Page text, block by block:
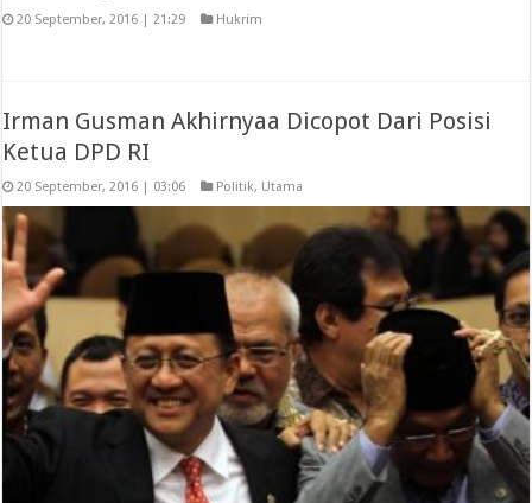
20 September, 2016 | 21:29 Hukrim
Irman Gusman Akhirnyaa Dicopot Dari Posisi
Ketua DPD RI
20 September, 2016 | 03:06 Politik, Utama